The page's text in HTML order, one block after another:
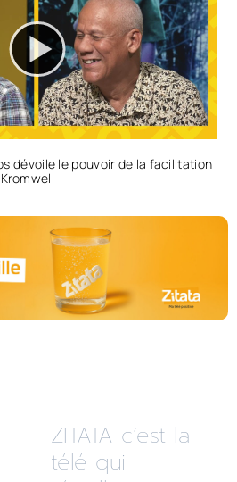
dévoile le pouvoir de la facilitation
ZITATA c’est la
télé qui